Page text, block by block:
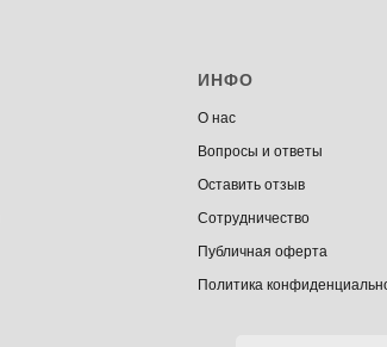
ИНФО
О нас
Вопросы и ответы
Оставить отзыв
Сотрудничество
Публичная оферта
Политика